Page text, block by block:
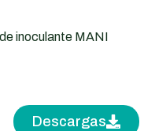
inoculante MANI
Descargas